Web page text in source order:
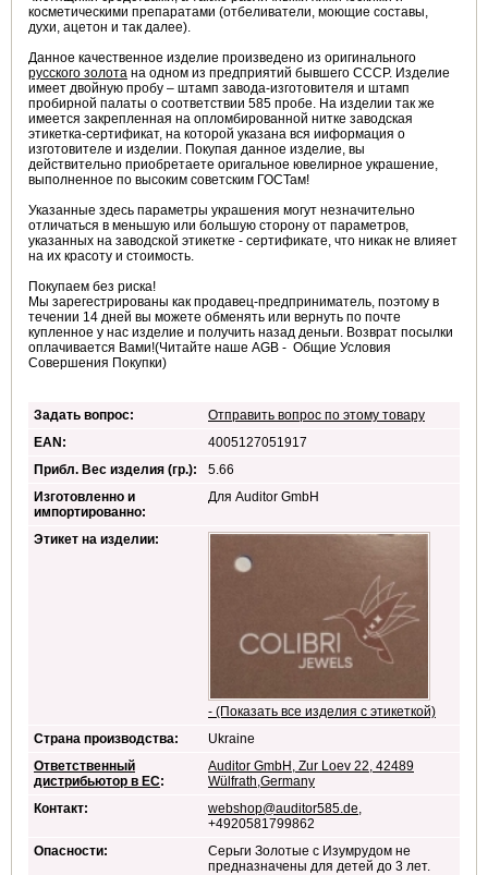
косметическими препаратами (отбеливатели, моющие составы,
духи, ацетон и так далее).
Данное качественное изделие произведено из оригинального
русского золота на одном из предприятий бывшего СССР. Изделие
имеет двойную пробу – штамп завода-изготовителя и штамп
пробирной палаты о соответствии 585 пробе. На изделии так же
имеется закрепленная на опломбированной нитке заводская
этикетка-сертификат, на которой указана вся ииформация о
изготовителе и изделии. Покупая данное изделие, вы
действительно приобретаете оригальное ювелирное украшение,
выполненное по высоким советским ГОСТам!
Указанные здесь параметры украшения могут незначительно
отличаться в меньшую или большую сторону от параметров,
указанных на заводской этикетке - сертификате, что никак не влияет
на их красоту и стоимость.
Покупаем без риска!
Мы зарегестрированы как продавец-предприниматель, поэтому в
течении 14 дней вы можете обменять или вернуть по почте
купленное у нас изделие и получить назад деньги. Возврат посылки
оплачивается Вами!(Читайте наше AGB - Общие Условия
Совершения Покупки)
Задать вопрос:
Отправить вопрос по этому товару
EAN:
4005127051917
Прибл. Вес изделия (гр.):
5.66
Изготовленно и
импортированно:
Для Auditor GmbH
Этикет на изделии:
- (Показать все изделия с этикеткой)
Страна производства:
Ukraine
Ответственный
дистрибьютор в ЕС:
Auditor GmbH, Zur Loev 22, 42489
Wülfrath,Germany
Контакт:
webshop@auditor585.de,
+4920581799862
Опасности:
Серьги Золотые с Изумрудом не
предназначены для детей до 3 лет.